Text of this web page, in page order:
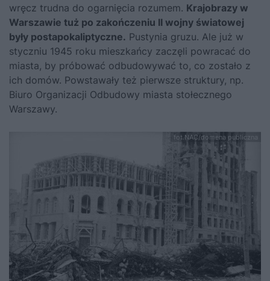
wręcz trudna do ogarnięcia rozumem. Krajobrazy w
Warszawie tuż po zakończeniu II wojny światowej
były postapokaliptyczne. Pustynia gruzu. Ale już w
styczniu 1945 roku mieszkańcy zaczęli powracać do
miasta, by próbować odbudowywać to, co zostało z
ich domów. Powstawały też pierwsze struktury, np.
Biuro Organizacji Odbudowy miasta stołecznego
Warszawy.
fot.NAC/domena publiczna